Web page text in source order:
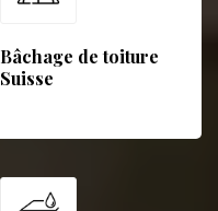
Bâchage de toiture
Suisse